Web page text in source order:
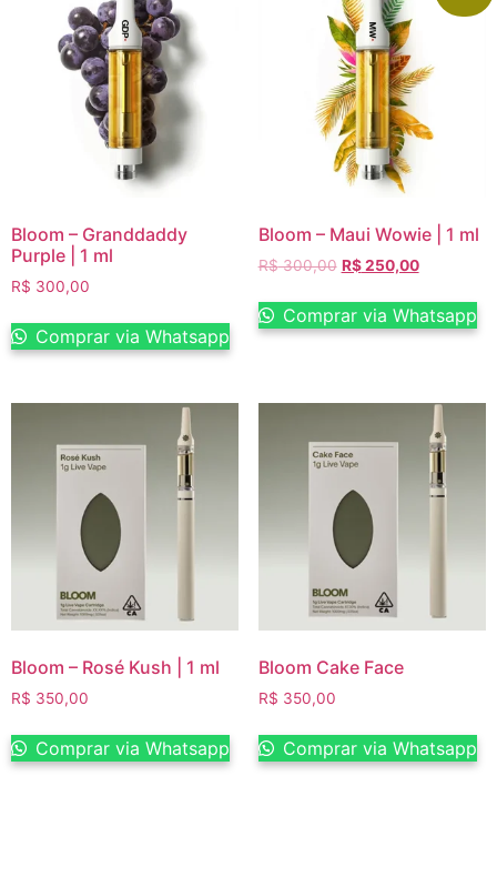
Bloom – Granddaddy
Purple | 1 ml
R$ 300,00
Comprar via Whatsapp
Bloom – Maui Wowie | 1 ml
R$300,00 R$250,00
Comprar via Whatsapp
Bloom – Rosé Kush | 1 ml
R$ 350,00
Comprar via Whatsapp
Bloom Cake Face
R$ 350,00
Comprar via Whatsapp